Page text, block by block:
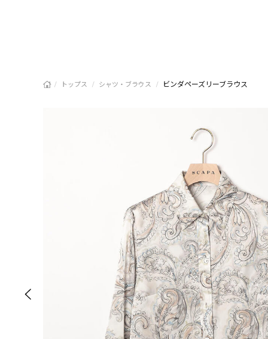
/ トップス / シャツ・ブラウス / ビンダペーズリーブラウス